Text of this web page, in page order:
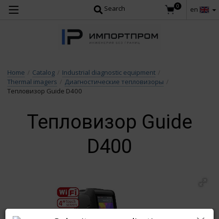
Search 0 en
Home Catalog Industrial diagnostic equipment
Thermal imagers
Диагностические тепловизоры
Тепловизор Guide D400
Тепловизор Guide
D400